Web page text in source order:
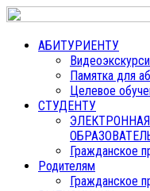
АБИТУРИЕНТУ
Памятка для
Целевое
СТУДЕНТУ
Гражданское
Родителям
Гражданское